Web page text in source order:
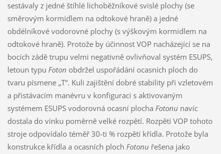
sestávaly z jedné štíhlé lichoběžníkové svislé plochy (se
směrovým kormidlem na odtokové hraně) a jedné
obdélníkové vodorovné plochy (s výškovým kormidlem na
odtokové hraně). Protože by účinnost VOP nacházející se na
bocích zádě trupu velmi negativně ovlivňoval systém ESUPS,
letoun typu Foton obdržel uspořádání ocasních ploch do
tvaru písmene „T“. Kuli zajištění dobré stability při vzletovém
a přistávacím manévru v konfiguraci s aktivovaným
systémem ESUPS vodorovná ocasní plocha Fotonu navíc
dostala do vínku poměrně velké rozpětí. Rozpětí VOP tohoto
stroje odpovídalo téměř 30-ti % rozpětí křídla. Protože byla
konstrukce křídla a ocasních ploch Fotonu řešena jako